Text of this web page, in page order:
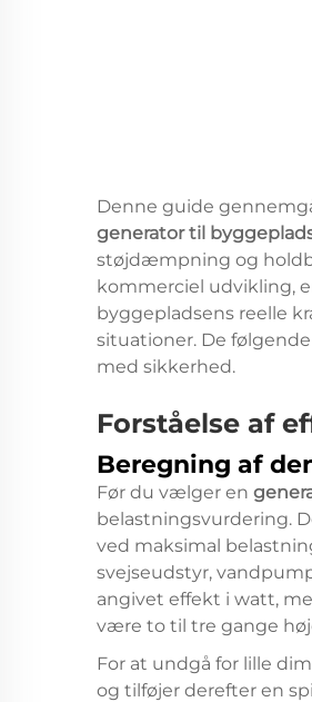
Denne guide
generator til
støjdæmpning og
kommerciel udvikling,
byggepladsens reelle
situationer. De
med sikkerhed.
Forståelse af
Beregning af
Før du vælger en
belastningsvurdering.
ved maksimal
svejseudstyr,
angivet effekt i watt,
være to til tre gange
For at undgå for lille
og tilføjer derefter en